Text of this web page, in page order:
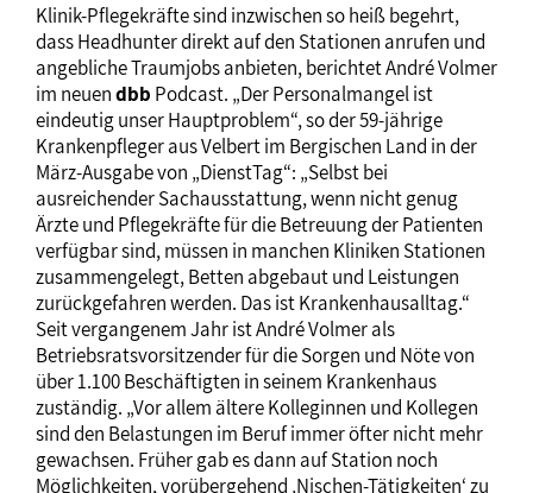
Klinik-Pflegekräfte sind inzwischen so heiß begehrt,
dass Headhunter direkt auf den Stationen anrufen und
angebliche Traumjobs anbieten, berichtet André Volmer
im neuendbb Podcast. „Der Personalmangel ist
eindeutig unser Hauptproblem“, so der 59-jährige
Krankenpfleger aus Velbert im Bergischen Land in der
März-Ausgabe von „DienstTag“: „Selbst bei
ausreichender Sachausstattung, wenn nicht genug
Ärzte und Pflegekräfte für die Betreuung der Patienten
verfügbar sind, müssen in manchen Kliniken Stationen
zusammengelegt, Betten abgebaut und Leistungen
zurückgefahren werden. Das ist Krankenhausalltag.“
Seit vergangenem Jahr ist André Volmer als
Betriebsratsvorsitzender für die Sorgen und Nöte von
über 1.100 Beschäftigten in seinem Krankenhaus
zuständig. „Vor allem ältere Kolleginnen und Kollegen
sind den Belastungen im Beruf immer öfter nicht mehr
gewachsen. Früher gab es dann auf Station noch
Möglichkeiten, vorübergehend ‚Nischen-Tätigkeiten‘ zu